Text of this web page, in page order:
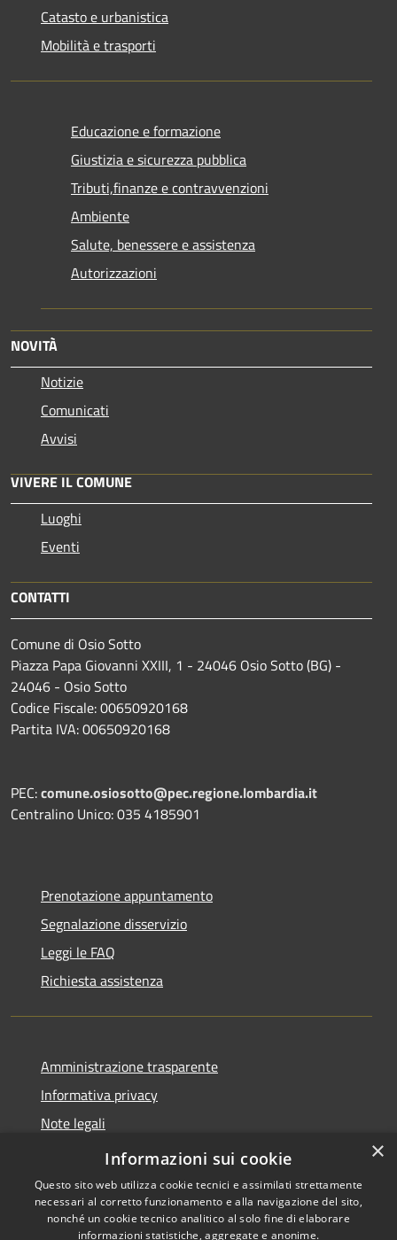
Catasto e urbanistica
Mobilità e trasporti
Educazione e formazione
Giustizia e sicurezza pubblica
Tributi,finanze e contravvenzioni
Ambiente
Salute, benessere e assistenza
Autorizzazioni
NOVITÀ
Notizie
Comunicati
Avvisi
VIVERE IL COMUNE
Luoghi
Eventi
CONTATTI
Comune di Osio Sotto
Piazza Papa Giovanni XXIII, 1 - 24046 Osio Sotto (BG) -
24046 - Osio Sotto
Codice Fiscale: 00650920168
Partita IVA: 00650920168
PEC:comune.osiosotto@pec.regione.lombardia.it
Centralino Unico: 035 4185901
Prenotazione appuntamento
Segnalazione disservizio
Leggi le FAQ
Richiesta assistenza
Amministrazione trasparente
Informativa privacy
Note legali
Dichiarazione di accessibilità 2025
×
Informazioni sui cookie
Questo sito web utilizza cookie tecnici e assimilati strettamente
necessari al corretto funzionamento e alla navigazione del sito,
nonché un cookie tecnico analitico al solo fine di elaborare
informazioni statistiche, aggregate e anonime.